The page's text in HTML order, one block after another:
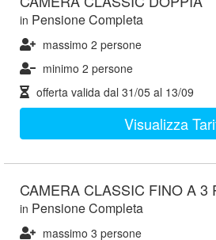
in Pensione Completa
massimo 2 persone
minimo 2 persone
offerta valida dal 31/05 al 13/09
Visualizza
CAMERA CLASSIC FINO A 3
in Pensione Completa
massimo 3 persone